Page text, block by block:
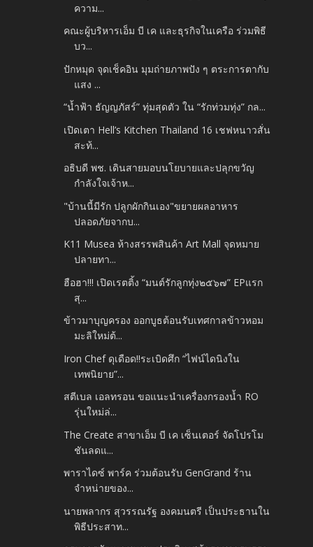
ความ...
คณะผู้บริหารเอ็ม บี เค และธุรกิจในเครือ ร่วมพิธี
บว...
ปักหมุด จุดเช็คอิน มุมถ่ายภาพปัง ๆ ตระการตากับ
แสง ...
“น้ำฟ้า ธัญญภัสร์” ทุ่มสุดตัว ใน “รักท่วมทุ่ง” กล...
เปิดเตา Hell’s Kitchen Thailand 16 เชฟหนาวสั่น
สะท้...
อธิบดี พช. เดินสายมอบนโยบายและปลุกขวัญ
กำลังใจเจ้าห...
"บ้านนี้มีรัก ปลูกผักกินเอง"ขยายผลอาหาร
ปลอดภัยจากบ...
K11 Musea ห้างสรรพสินค้า Art Mall จุดหมาย
ปลายทา...
ฮือฮา!!! เปิดเรตติ้ง “มนต์รักลูกทุ่ง๒๕๖๗” EPแรก
สุ...
ข้าวมาบุญครอง ออกบูธต้อนรับเทศกาลข้าวหอม
มะลิใหม่ต้...
Iron Chef ดุเดือด!!ระเบิดศึก “ไฟน์ไดนิงใน
เทพนิยาย”...
สตีเบล เอลทรอน ขอแนะนำเครื่องกรองน้ำ RO
รุ่นใหม่ล่...
The Create สาขาเอ็ม บี เค เซ็นเตอร์ จัดโปรโม
ชันลดแ...
พาราไดซ์ พาร์ค ร่วมต้อนรับ GenGrand ร้าน
จำหน่ายของ...
นายพลากร สุวรรณรัฐ องคมนตรี เป็นประธานใน
พิธีประสาท...